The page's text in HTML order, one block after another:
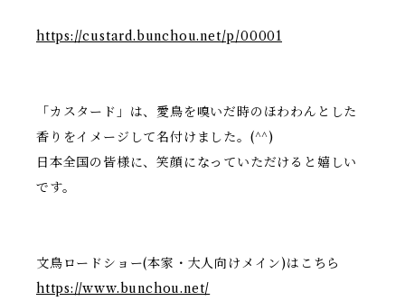
https://custard.bunchou.net/p/00001
「カスタード」は、愛鳥を嗅いだ時のほわわんとした
香りをイメージして名付けました。(^^)
日本全国の皆様に、笑顔になっていただけると嬉しい
です。
文鳥ロードショー(本家・大人向けメイン)はこちら
https://www.bunchou.net/